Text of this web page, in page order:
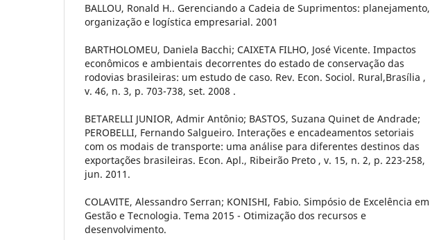
BALLOU, Ronald H.. Gerenciando a Cadeia de Suprimentos: planejamento,
organização e logística empresarial. 2001
BARTHOLOMEU, Daniela Bacchi; CAIXETA FILHO, José Vicente. Impactos
econômicos e ambientais decorrentes do estado de conservação das
rodovias brasileiras: um estudo de caso. Rev. Econ. Sociol. Rural,Brasília ,
v. 46, n. 3, p. 703-738, set. 2008 .
BETARELLI JUNIOR, Admir Antônio; BASTOS, Suzana Quinet de Andrade;
PEROBELLI, Fernando Salgueiro. Interações e encadeamentos setoriais
com os modais de transporte: uma análise para diferentes destinos das
exportações brasileiras. Econ. Apl., Ribeirão Preto , v. 15, n. 2, p. 223-258,
jun. 2011.
COLAVITE, Alessandro Serran; KONISHI, Fabio. Simpósio de Excelência em
Gestão e Tecnologia. Tema 2015 - Otimização dos recursos e
desenvolvimento.